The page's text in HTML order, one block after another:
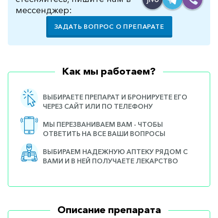
мессенджер:
ЗАДАТЬ ВОПРОС О ПРЕПАРАТЕ
Как мы работаем?
ВЫБИРАЕТЕ ПРЕПАРАТ И БРОНИРУЕТЕ ЕГО
ЧЕРЕЗ САЙТ ИЛИ ПО ТЕЛЕФОНУ
МЫ ПЕРЕЗВАНИВАЕМ ВАМ - ЧТОБЫ
ОТВЕТИТЬ НА ВСЕ ВАШИ ВОПРОСЫ
ВЫБИРАЕМ НАДЕЖНУЮ АПТЕКУ РЯДОМ С
ВАМИ И В НЕЙ ПОЛУЧАЕТЕ ЛЕКАРСТВО
Описание препарата